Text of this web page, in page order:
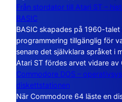
Från stordator till Atari ST –
BASIC
BASIC skapades på 1960-
programmering tillgänglig för
senare det självklara språket i
Atari ST fördes arvet vidare av
Commodore DOS –
diskettstationen
När Commodore 64 läste en